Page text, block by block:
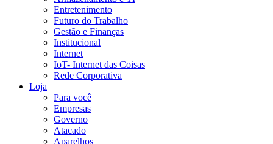
Entretenimento
Futuro do Trabalho
Gestão e Finanças
Institucional
Internet
IoT- Internet das Coisas
Rede Corporativa
Loja
Para você
Empresas
Governo
Atacado
Aparelhos